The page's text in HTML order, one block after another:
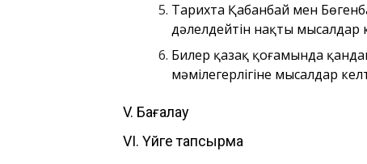
Тарихта Қабанбай мен
дәлелдейтін нақты мысалдар
Билер қазақ қоғамында
мәмілегерлігіне мысалдар
V. Бағалау
VI. Үйге тапсырма